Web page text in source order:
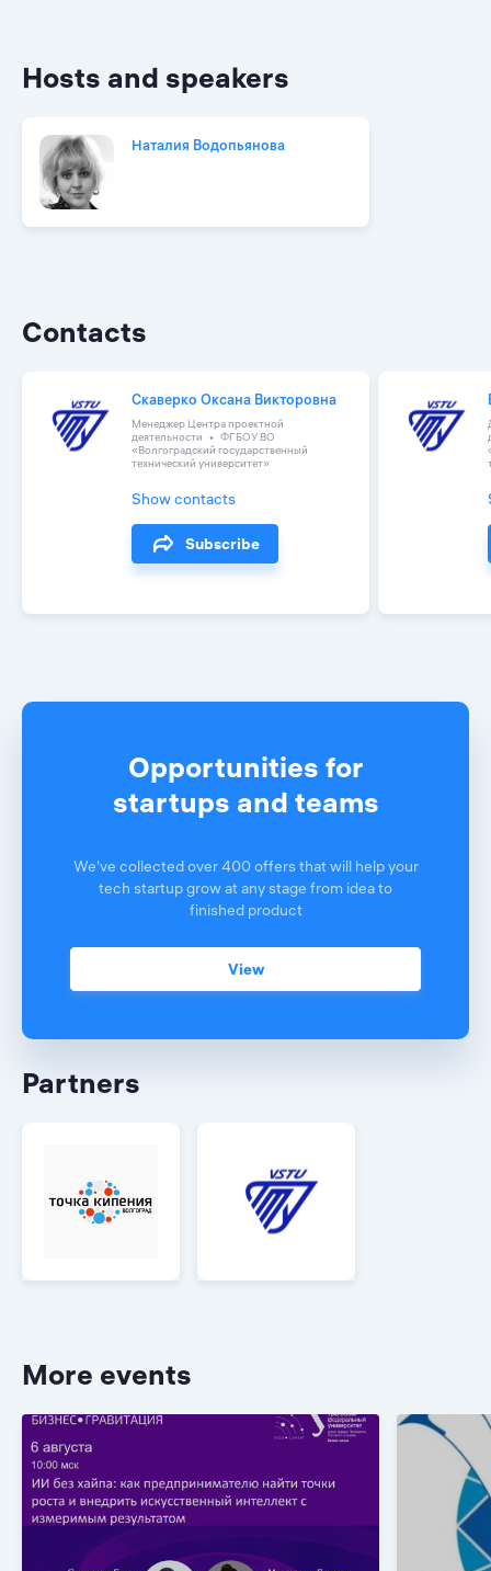
Hosts and speakers
Наталия Водопьянова
Contacts
Скаверко Оксана Викторовна
Менеджер Центра проектной
деятельности
ФГБОУ ВО
«Волгоградский государственный
технический университет»
Show contacts
Subscribe
Opportunities for
startups and teams
We've collected over 400 offers that will help your
tech startup grow at any stage from idea to
finished product
View
Partners
More events